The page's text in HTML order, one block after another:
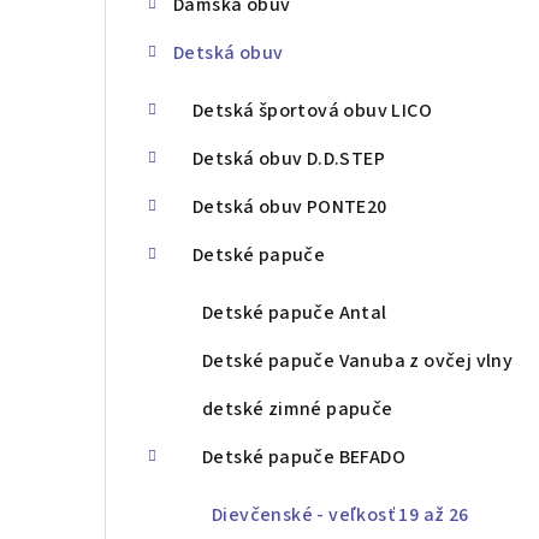
Detská obuv
Detská športová obuv LICO
Detská obuv D.D.STEP
Detská obuv PONTE20
Detské papuče
Detské papuče Antal
Detské papuče Vanuba z ovčej vlny
detské zimné papuče
Detské papuče BEFADO
Dievčenské - veľkosť 19 až 26